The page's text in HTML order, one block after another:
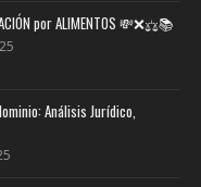
por ALIMENTOS 💸❌⚖️📚
Análisis Jurídico,